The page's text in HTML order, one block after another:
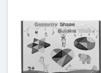
Развивающие
Возраст
От 3-х лет
Материал